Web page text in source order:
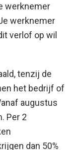
werknemer
werknemer
verlof op wil
tenzij de
het bedrijf of
augustus
Per 2
dan 50%